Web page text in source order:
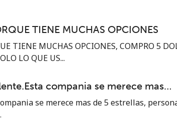
⁦$5⁩ ⁦17¢⁩
⁦$5⁩
TIENE MUCHAS OPCIONES
TIENE MUCHAS OPCIONES, COMPRO 5
LO QUE US...
compania se merece mas…
se merece mas de 5 estrellas,